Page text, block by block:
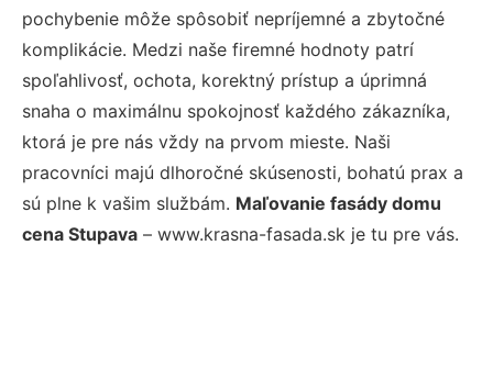
pochybenie môže spôsobiť nepríjemné a zbytočné
komplikácie. Medzi naše firemné hodnoty patrí
spoľahlivosť, ochota, korektný prístup a úprimná
snaha o maximálnu spokojnosť každého zákazníka,
ktorá je pre nás vždy na prvom mieste. Naši
pracovníci majú dlhoročné skúsenosti, bohatú prax a
sú plne k vašim službám. Maľovanie fasády domu
cena Stupava – www.krasna-fasada.sk je tu pre vás.